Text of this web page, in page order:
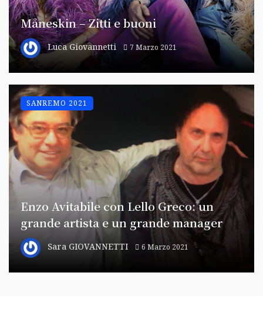
Måneskin – Zitti e buoni
Luca Giovannetti 7 Marzo 2021
Enzo Avitabile con Lello Greco: un
grande artista e un grande manager
Sara GIOVANNETTI 6 Marzo 2021
SANREMO 2021